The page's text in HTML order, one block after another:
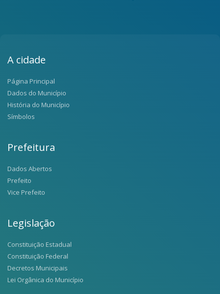
A cidade
Página Principal
Dados do Município
História do Município
Símbolos
Prefeitura
Dados Abertos
Prefeito
Vice Prefeito
Legislação
Constituição Estadual
Constituição Federal
Decretos Municipais
Lei Orgânica do Município